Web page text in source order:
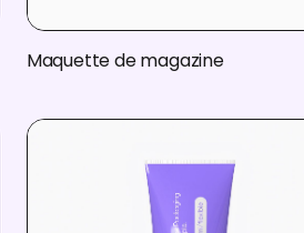
Maquette de magazine